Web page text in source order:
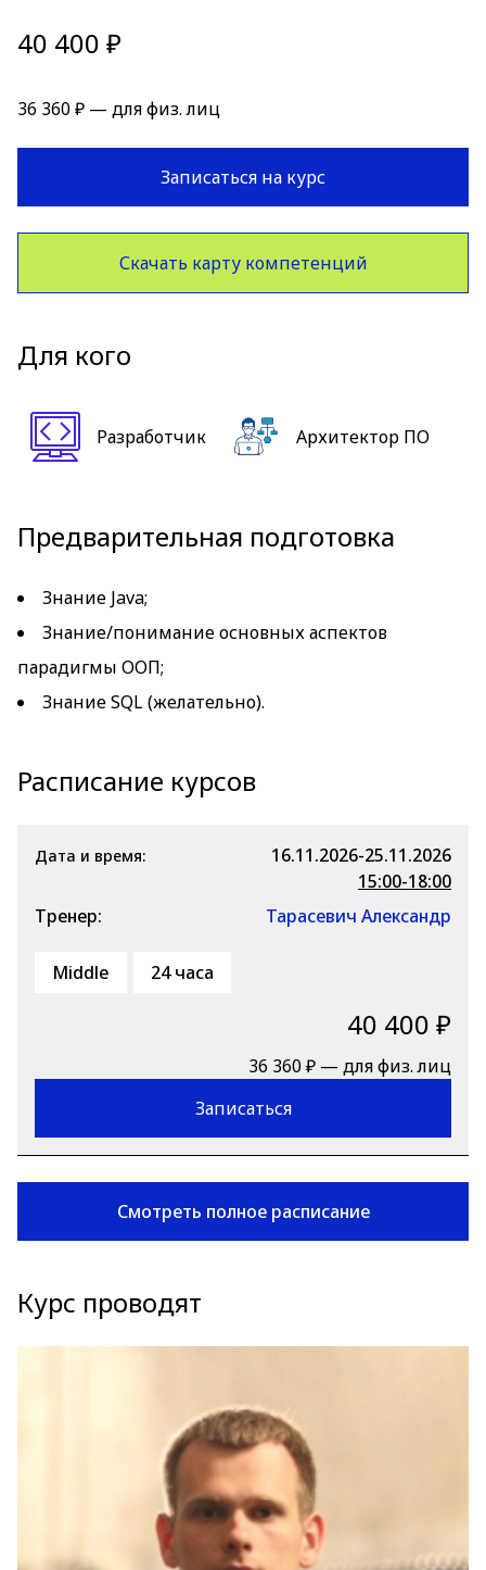
40 400 ₽
36 360 ₽ — для физ. лиц
Записаться на курс
Скачать карту компетенций
Для кого
Разработчик Архитектор ПО
Предварительная подготовка
Знание Java;
Знание/понимание основных аспектов
парадигмы ООП;
Знание SQL (желательно).
Расписание курсов
Дата и время:
16.11.2026-25.11.2026
15:00-18:00
Тренер:
Тарасевич Александр
Middle 24 часа
40 400 ₽
36 360 ₽ — для физ. лиц
Записаться
Смотреть полное расписание
Курс проводят